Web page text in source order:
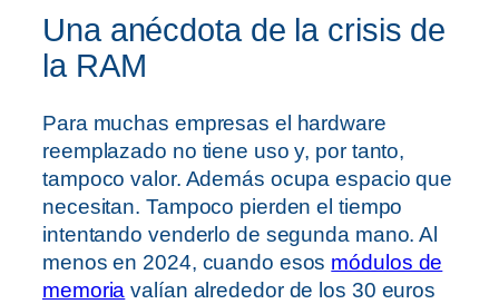
Una anécdota de la crisis de
la RAM
Para muchas empresas el hardware
reemplazado no tiene uso y, por tanto,
tampoco valor. Además ocupa espacio que
necesitan. Tampoco pierden el tiempo
intentando venderlo de segunda mano. Al
menos en 2024, cuando esos módulos de
memoria valían alrededor de los 30 euros